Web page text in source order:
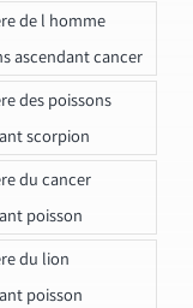
de l homme
ascendant cancer
des poissons
scorpion
du cancer
poisson
du lion
poisson